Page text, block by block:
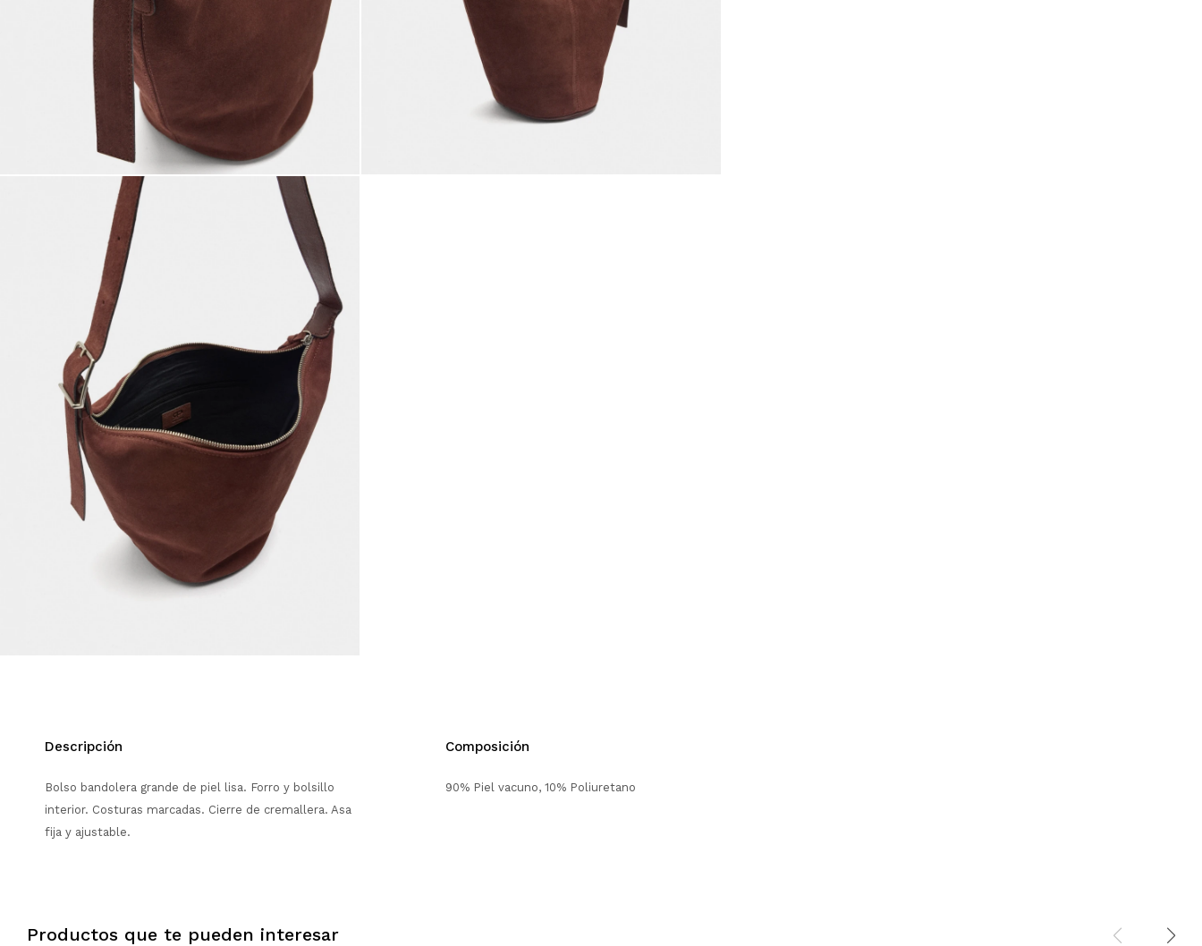
Descripción
Bolso bandolera grande de piel lisa. Forro y bolsillo
interior. Costuras marcadas. Cierre de cremallera. Asa
fija y ajustable.
Composición
90% Piel vacuno, 10% Poliuretano
Productos que te pueden interesar